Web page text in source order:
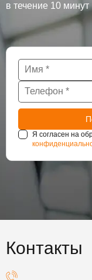
в течение 10 минут
Я согласен на
Контакты